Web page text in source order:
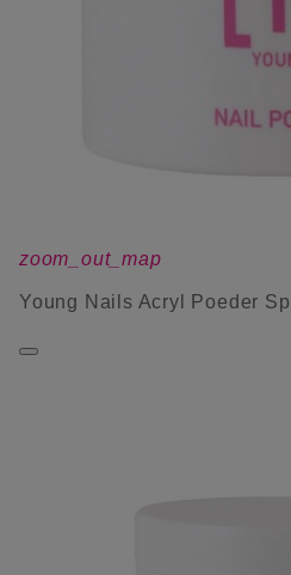
zoom_out_map
Young Nails Acryl Poeder